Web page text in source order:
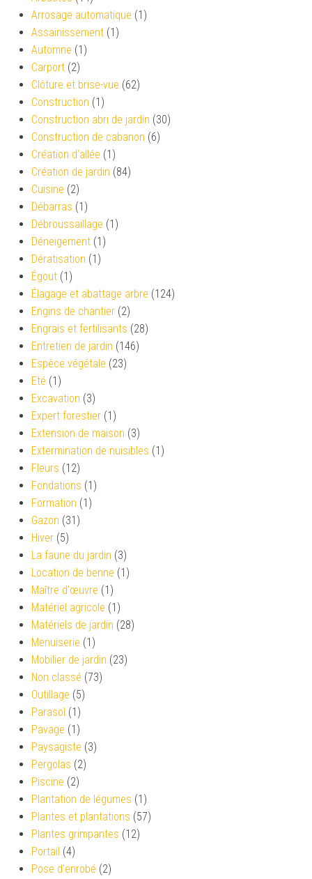
Arrosage automatique (1)
Assainissement (1)
Automne (1)
Carport (2)
Clôture et brise-vue (62)
Construction (1)
Construction abri de jardin (30)
Construction de cabanon (6)
Création d’allée (1)
Création de jardin (84)
Cuisine (2)
Débarras (1)
Débroussaillage (1)
Déneigement (1)
Dératisation (1)
Égout (1)
Élagage et abattage arbre (124)
Engins de chantier (2)
Engrais et fertilisants (28)
Entretien de jardin (146)
Espèce végétale (23)
Eté (1)
Excavation (3)
Expert forestier (1)
Extension de maison (3)
Extermination de nuisibles (1)
Fleurs (12)
Fondations (1)
Formation (1)
Gazon (31)
Hiver (5)
La faune du jardin (3)
Location de benne (1)
Maître d'œuvre (1)
Matériel agricole (1)
Matériels de jardin (28)
Menuiserie (1)
Mobilier de jardin (23)
Non classé (73)
Outillage (5)
Parasol (1)
Pavage (1)
Paysagiste (3)
Pergolas (2)
Piscine (2)
Plantation de légumes (1)
Plantes et plantations (57)
Plantes grimpantes (12)
Portail (4)
Pose d'enrobé (2)